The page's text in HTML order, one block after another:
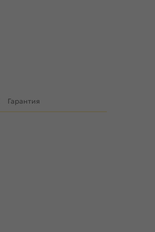
Гарантия